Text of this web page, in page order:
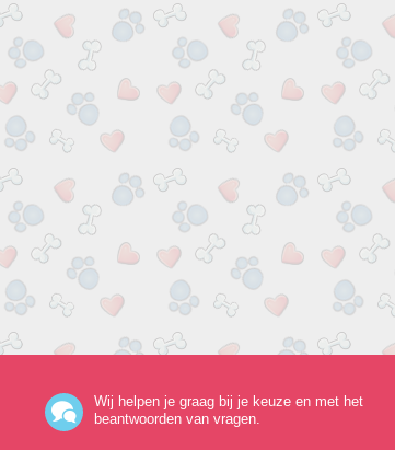
Wij helpen je graag bij je keuze en met het
beantwoorden van vragen.